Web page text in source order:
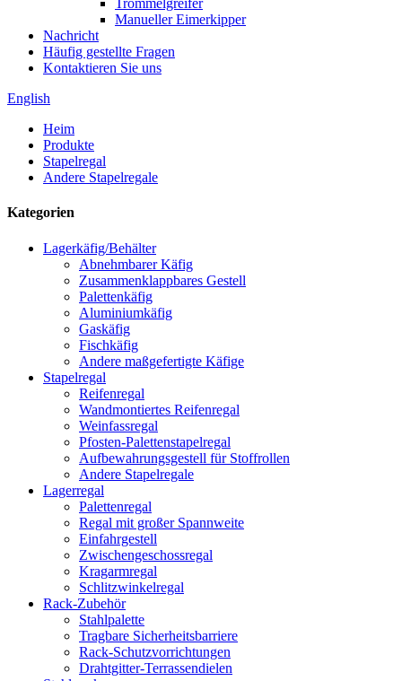
Trommelgreifer
Manueller Eimerkipper
Nachricht
Häufig gestellte Fragen
Kontaktieren Sie uns
English
Heim
Produkte
Stapelregal
Andere Stapelregale
Kategorien
Lagerkäfig/Behälter
Abnehmbarer Käfig
Zusammenklappbares Gestell
Palettenkäfig
Aluminiumkäfig
Gaskäfig
Fischkäfig
Andere maßgefertigte Käfige
Stapelregal
Reifenregal
Wandmontiertes Reifenregal
Weinfassregal
Pfosten-Palettenstapelregal
Aufbewahrungsgestell für Stoffrollen
Andere Stapelregale
Lagerregal
Palettenregal
Regal mit großer Spannweite
Einfahrgestell
Zwischengeschossregal
Kragarmregal
Schlitzwinkelregal
Rack-Zubehör
Stahlpalette
Tragbare Sicherheitsbarriere
Rack-Schutzvorrichtungen
Drahtgitter-Terrassendielen